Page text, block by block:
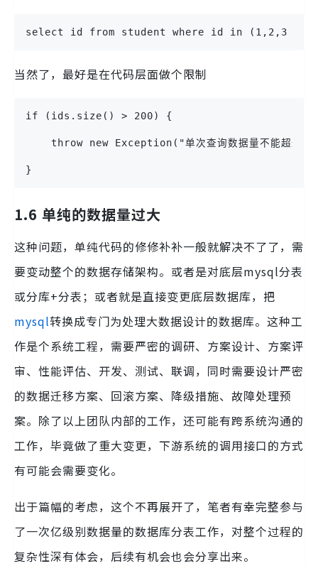
select id from student where id in (1,2,3
当然了，最好是在代码层面做个限制
if (ids.size() > 200) {
throw new Exception("单次查询数据量不能超过
}
1.6 单纯的数据量过大
这种问题，单纯代码的修修补补一般就解决不了了，需
要变动整个的数据存储架构。或者是对底层mysql分表
或分库+分表；或者就是直接变更底层数据库，把
mysql转换成专门为处理大数据设计的数据库。这种工
作是个系统工程，需要严密的调研、方案设计、方案评
审、性能评估、开发、测试、联调，同时需要设计严密
的数据迁移方案、回滚方案、降级措施、故障处理预
案。除了以上团队内部的工作，还可能有跨系统沟通的
工作，毕竟做了重大变更，下游系统的调用接口的方式
有可能会需要变化。
出于篇幅的考虑，这个不再展开了，笔者有幸完整参与
了一次亿级别数据量的数据库分表工作，对整个过程的
复杂性深有体会，后续有机会也会分享出来。